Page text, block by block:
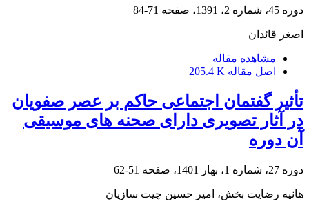
دوره 45، شماره 2، 1391، صفحه 71-84
اصغر قائدان
مشاهده مقاله
اصل مقاله 205.4 K
تأثیر گفتمان اجتماعی حاکم بر عصر صفویان
در آثار تصویری دارای صحنه های موسیقی
آن دوره
دوره 27، شماره 1، بهار 1401، صفحه 51-62
هانیه رضایت بخش، امیر حسین چیت سازیان